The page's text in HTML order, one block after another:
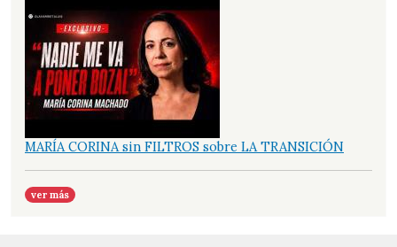
MARÍA CORINA sin FILTROS sobre LA TRANSICIÓN
ver más